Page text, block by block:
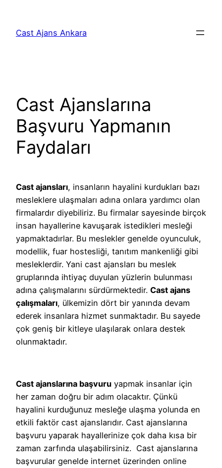
Cast Ajans Ankara
Cast Ajanslarına
Başvuru Yapmanın
Faydaları
Cast ajansları, insanların hayalini kurdukları bazı
mesleklere ulaşmaları adına onlara yardımcı olan
firmalardır diyebiliriz. Bu firmalar sayesinde birçok
insan hayallerine kavuşarak istedikleri mesleği
yapmaktadırlar. Bu meslekler genelde oyunculuk,
modellik, fuar hostesliği, tanıtım mankenliği gibi
mesleklerdir. Yani cast ajansları bu meslek
gruplarında ihtiyaç duyulan yüzlerin bulunması
adına çalışmalarını sürdürmektedir. Cast ajans
çalışmaları, ülkemizin dört bir yanında devam
ederek insanlara hizmet sunmaktadır. Bu sayede
çok geniş bir kitleye ulaşılarak onlara destek
olunmaktadır.
Cast ajanslarına başvuru yapmak insanlar için
her zaman doğru bir adım olacaktır. Çünkü
hayalini kurduğunuz mesleğe ulaşma yolunda en
etkili faktör cast ajanslarıdır. Cast ajanslarına
başvuru yaparak hayallerinize çok daha kısa bir
zaman zarfında ulaşabilirsiniz. Cast ajanslarına
başvurular genelde internet üzerinden online